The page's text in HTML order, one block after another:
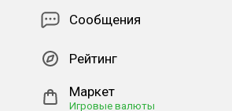
Сообщения
Рейтинг
Маркет
Игровые валюты